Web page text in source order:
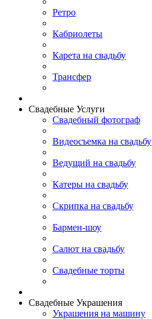
Ретро
Кабриолеты
Карета на свадьбу
Трансфер
Свадебные Услуги
Свадебный фотограф
Видеосъемка на свадьбу
Ведущий на свадьбу
Катеры на свадьбу
Скрипка на свадьбу
Бармен-шоу
Салют на свадьбу
Свадебные торты
Свадебные Украшения
Украшения на машину